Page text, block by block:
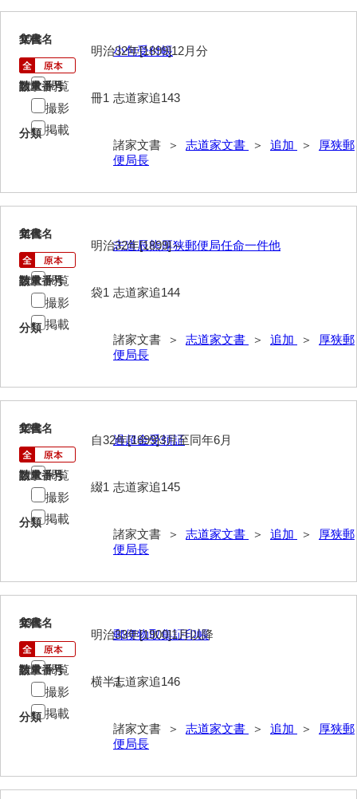
小田家文書（山口市下小鯖）
影山家文書
鍛冶利吉文書
堅田家文書（山口市）
片山家文書（阿東町）
月輪寺文書
桂家文書（防府市）
桂家文書（宇部市1）
桂家文書（下関市長府）
金津家文書
金子家文書
10
文書名
小包受付帳
請求番号
志道家追143
分類
諸家文書 ＞ 志道家文書 ＞ 追加 ＞
厚狭郵
便局長
年代
明治32年[1899]12月分
数量
冊1
閲覧
撮影
掲載
11
文書名
志道辰熊厚狭郵便局任命一件他
請求番号
志道家追144
分類
諸家文書 ＞ 志道家文書 ＞ 追加 ＞
厚狭郵
便局長
年代
明治32年[1899]～
数量
袋1
閲覧
撮影
掲載
12
文書名
過超金受領証
請求番号
志道家追145
分類
諸家文書 ＞ 志道家文書 ＞ 追加 ＞
厚狭郵
便局長
年代
自32年[1899]3月至同年6月
数量
綴1
閲覧
撮影
掲載
13
文書名
郵便物取集証印帳
請求番号
志道家追146
分類
諸家文書 ＞ 志道家文書 ＞ 追加 ＞
厚狭郵
便局長
年代
明治33年[1900]1月以降
数量
横半1
閲覧
撮影
掲載